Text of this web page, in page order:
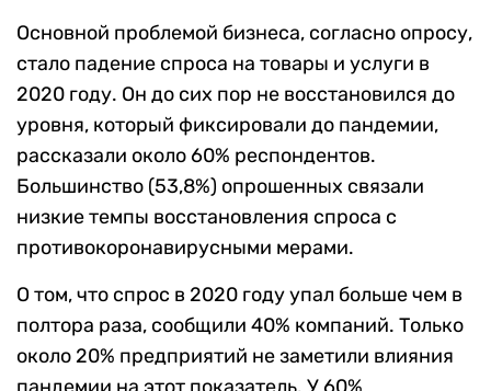
Основной проблемой бизнеса, согласно опросу,
стало падение спроса на товары и услуги в
2020 году. Он до сих пор не восстановился до
уровня, который фиксировали до пандемии,
рассказали около 60% респондентов.
Большинство (53,8%) опрошенных связали
низкие темпы восстановления спроса с
противокоронавирусными мерами.
О том, что спрос в 2020 году упал больше чем в
полтора раза, сообщили 40% компаний. Только
около 20% предприятий не заметили влияния